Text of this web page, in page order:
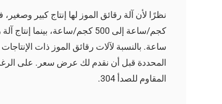
ساعة. بالنسبة لآلات رقائق الموز ذات
المحددة قبل أن نقدم لك عرض سعر. على الرغم
المقاوم للصدأ 304.